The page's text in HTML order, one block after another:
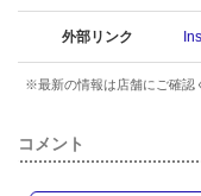
外部リンク
※最新の情報は店舗にご確認
コメント